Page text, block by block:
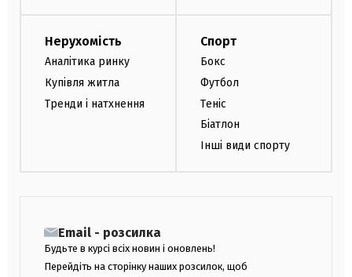
Нерухомість
Аналітика ринку
Купівля житла
Тренди і натхнення
Спорт
Бокс
Футбол
Теніс
Біатлон
Інші види спорту
Email - розсилка
Будьте в курсі всіх новин і оновлень!
Перейдіть на сторінку наших розсилок, щоб